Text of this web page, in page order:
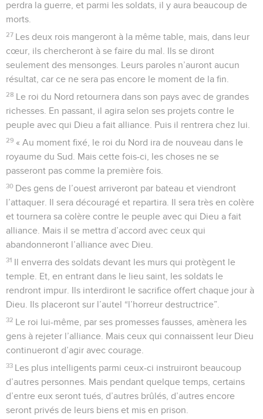
perdra la guerre, et parmi les soldats, il y aura beaucoup de
morts.
27 Les deux rois mangeront à la même table, mais, dans leur
cœur, ils chercheront à se faire du mal. Ils se diront
seulement des mensonges. Leurs paroles n’auront aucun
résultat, car ce ne sera pas encore le moment de la fin.
28 Le roi du Nord retournera dans son pays avec de grandes
richesses. En passant, il agira selon ses projets contre le
peuple avec qui Dieu a fait alliance. Puis il rentrera chez lui.
29 « Au moment fixé, le roi du Nord ira de nouveau dans le
royaume du Sud. Mais cette fois-ci, les choses ne se
passeront pas comme la première fois.
30 Des gens de l’ouest arriveront par bateau et viendront
l’attaquer. Il sera découragé et repartira. Il sera très en colère
et tournera sa colère contre le peuple avec qui Dieu a fait
alliance. Mais il se mettra d’accord avec ceux qui
abandonneront l’alliance avec Dieu.
31 Il enverra des soldats devant les murs qui protègent le
temple. Et, en entrant dans le lieu saint, les soldats le
rendront impur. Ils interdiront le sacrifice offert chaque jour à
Dieu. Ils placeront sur l’autel “l’horreur destructrice”.
32 Le roi lui-même, par ses promesses fausses, amènera les
gens à rejeter l’alliance. Mais ceux qui connaissent leur Dieu
continueront d’agir avec courage.
33 Les plus intelligents parmi ceux-ci instruiront beaucoup
d’autres personnes. Mais pendant quelque temps, certains
d’entre eux seront tués, d’autres brûlés, d’autres encore
seront privés de leurs biens et mis en prison.